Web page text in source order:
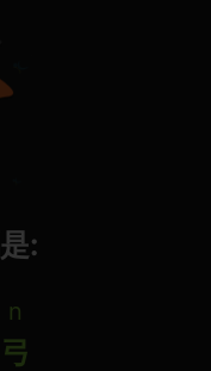
:
n
弓